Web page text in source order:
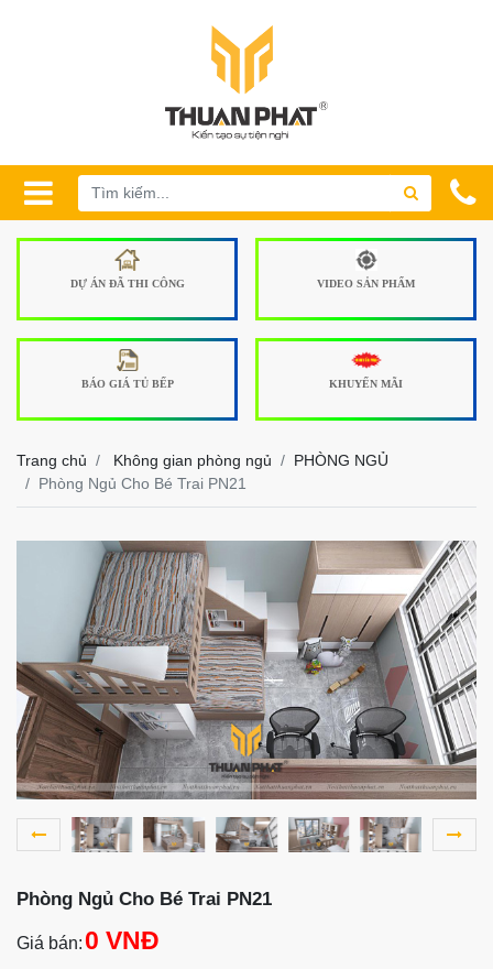
DỰ ÁN ĐÃ THI CÔNG VIDEO SẢN PHẨM
BÁO GIÁ TỦ BẾP KHUYẾN MÃI
Trang chủ Không gian phòng ngủ
PHÒNG NGỦ
Phòng Ngủ Cho Bé Trai PN21
Phòng Ngủ Cho Bé Trai PN21
Giá bán: 0 VNĐ